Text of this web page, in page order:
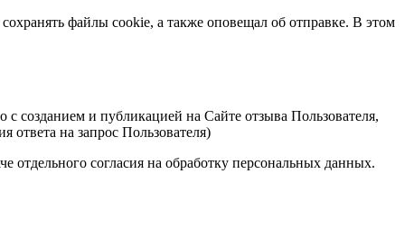
файлы cookie, а также оповещал об отправке. В этом
созданием и публикацией на Сайте отзыва Пользователя,
на запрос Пользователя)
отдельного согласия на обработку персональных данных.